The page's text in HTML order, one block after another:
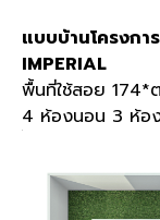
แบบบ้านโครงการ
IMPERIAL
พื้นที่ใช้สอย 174*
4 ห้องนอน 3 ห้อ